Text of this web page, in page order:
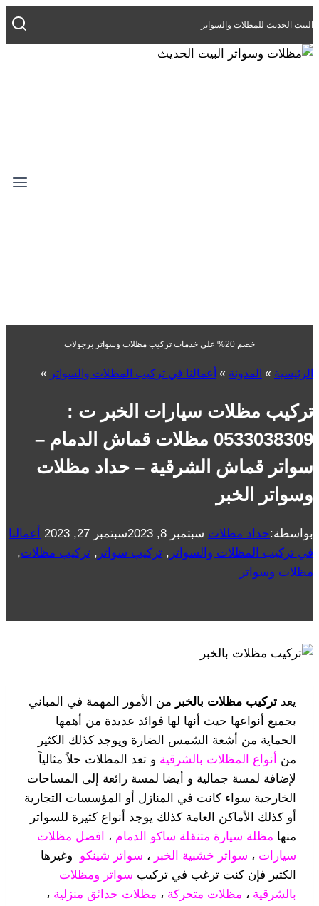
إلى
المحتوى
البيت الحديث للمظلات والسواتر
خصم 20% على خدمات تركيب مظلات وسواتر برجولات
الرئيسية » المدونة » أعمالنا في تركيب المظلات والسواتر »
تركيب مظلات سيارات الخبر ت :
0533038309 مظلات قماش الدمام –
سواتر قماش الشرقية – حداد مظلات
وسواتر الخبر
بواسطة:حداد مظلات سبتمبر 8, 2023 سبتمبر 27, 2023
أعمالنا
في تركيب المظلات والسواتر , تركيب سواتر , تركيب مظلات,
مظلات وسواتر
يعد تركيب مظلات بالخبر من الأمور المهمة في المباني
بجميع أنواعها حيث أنها لها فوائد عديدة من أهمها
الحماية من أشعة الشمس الضارة ويوجد كذلك الكثير
من أنواع المظلات بالشرقية و تعد المظلات حلاً مثالياً
لإضافة لمسة جمالية و أيضا لمسة رائعة إلى المساحات
الخارجية سواء كانت في المنازل أو المؤسسات التجارية
أو كذلك الأماكن العامة كذلك يوجد أنواع كثيرة للسواتر
منها مظلة سيارة متنقلة ساكو الدمام ،
افضل مظلات
سيارات ، سواتر خشبية الخبر ، سواتر شينكو وغيرها
الكثير فإن كنت ترغب في تركيب سواتر ومظلات
بالشرقية ، مظلات متحركة ، مظلات حدائق منزلية ،